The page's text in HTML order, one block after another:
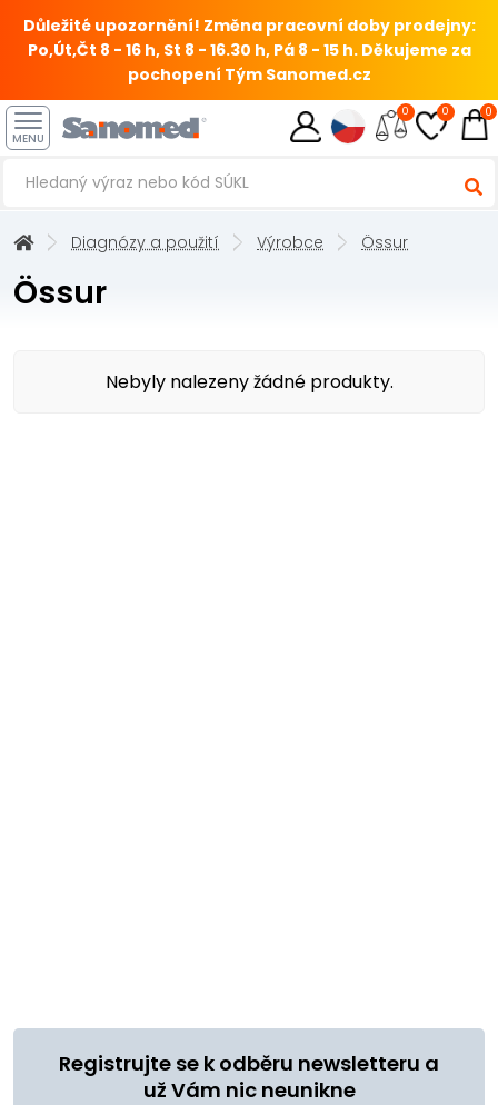
Důležité upozornění! Změna pracovní doby prodejny:
Po,Út,Čt 8 - 16 h, St 8 - 16.30 h, Pá 8 - 15 h. Děkujeme za
pochopení Tým Sanomed.cz
MENU
0 0 0
Diagnózy a použití Výrobce Össur
Össur
Nebyly nalezeny žádné produkty.
Registrujte se k odběru newsletteru a
už Vám nic neunikne